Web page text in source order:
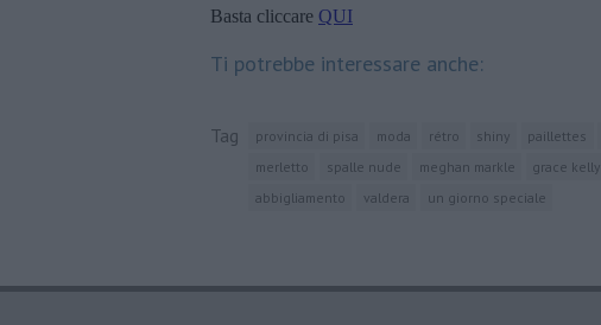
Basta cliccare QUI
Ti potrebbe interessare anche:
Tag provincia di pisa moda rétro shiny paillettes
merletto
spalle nude meghan markle grace kelly
abbigliamento
valdera un giorno speciale